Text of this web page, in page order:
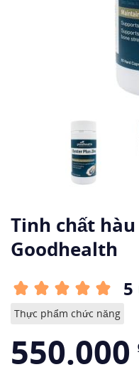
Tinh chất
Goodhealth
5
Thực phẩm chức năng
550.000